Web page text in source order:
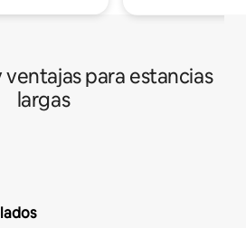
para estancias
largas